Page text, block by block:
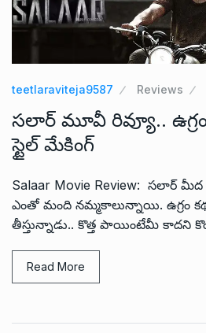
teetlaraviteja9587 Reviews
సలార్ మూవీ రివ్యూ..
స్టైల్ మేకింగ్
Salaar Movie Review: సలార్
ఎంతో మంది నమ్మకాలున్నాయి. ఉగ్రం
తీస్తున్నాడు.. కొత్త పాయింటేమీ కాదని
Read More